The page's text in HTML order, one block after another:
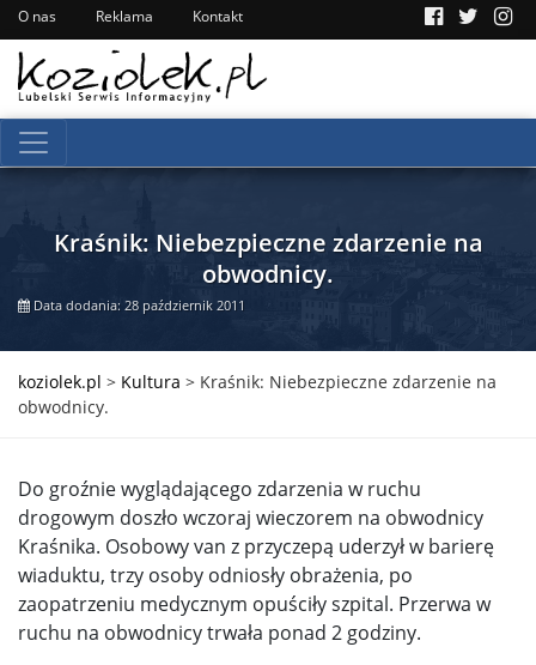
O nas Reklama Kontakt
Kraśnik: Niebezpieczne zdarzenie na
obwodnicy.
Data dodania: 28 październik 2011
koziolek.pl > Kultura > Kraśnik: Niebezpieczne zdarzenie na
obwodnicy.
Do groźnie wyglądającego zdarzenia w ruchu
drogowym doszło wczoraj wieczorem na obwodnicy
Kraśnika. Osobowy van z przyczepą uderzył w barierę
wiaduktu, trzy osoby odniosły obrażenia, po
zaopatrzeniu medycznym opuściły szpital. Przerwa w
ruchu na obwodnicy trwała ponad 2 godziny.